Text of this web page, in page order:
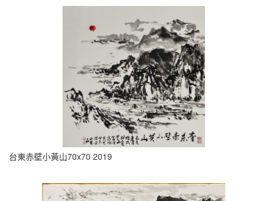
台東赤壁小黃山70x70 2019